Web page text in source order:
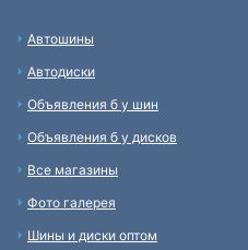
Автошины
Автодиски
Объявления б у шин
Объявления б у дисков
Все магазины
Фото галерея
Шины и диски оптом